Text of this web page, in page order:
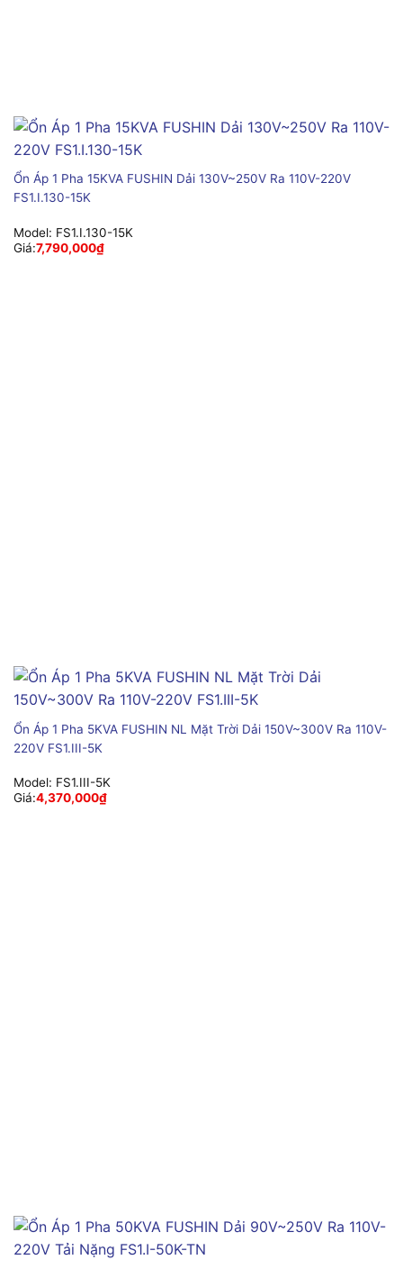
Ổn Áp 1 Pha 15KVA FUSHIN Dải 130V~250V Ra 110V-220V
FS1.I.130-15K
Model: FS1.I.130-15K
Giá:7,790,000₫
Ổn Áp 1 Pha 5KVA FUSHIN NL Mặt Trời Dải 150V~300V Ra 110V-
220V FS1.III-5K
Model: FS1.III-5K
Giá:4,370,000₫